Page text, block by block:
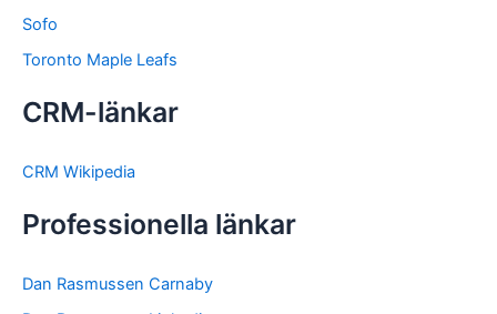
Sofo
Toronto Maple Leafs
CRM-länkar
CRM Wikipedia
Professionella länkar
Dan Rasmussen Carnaby